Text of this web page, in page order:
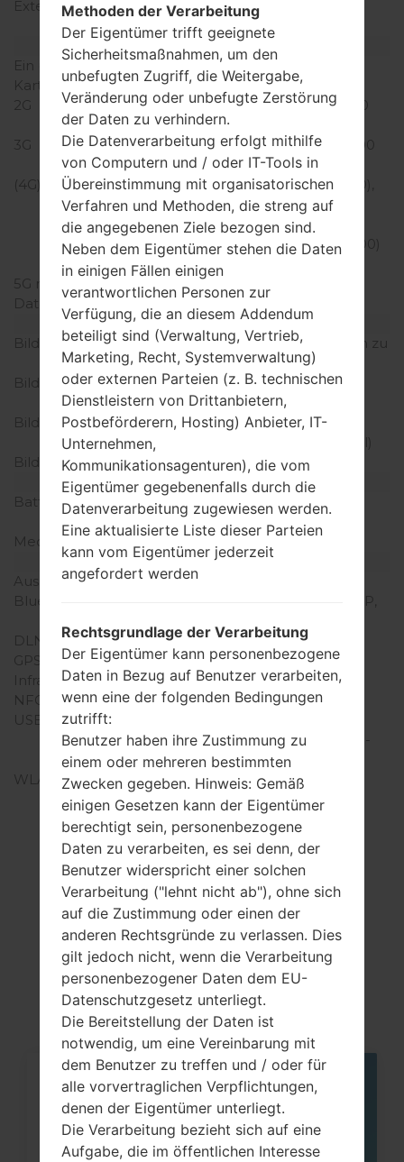
Externer Speicher
microSD, zu 256 GB
(dedizierter Slot)
Netzwerk und Daten
Ein paar Plätze für SIM-
Karten
1 NaNein-SIM
2G
GSM 850/900/1800/1900
MHz
3G
HSPA 850/900/1900/2100
MHz
(4G) LTE
LTE band 1(2100), 2(1900),
3(1800), 4(1700/2100),
5(850), 7(2600), 12(700),
20(800), 29(700), 30(2300)
MHz
5G network
-
Daten
GPRS/EDGE
Anzeige
Bildschirmgröße
5.7 in (~78.6% Bildschirm zu
Körper Verhältnis)
Bildschirmtyp
IPS LCD kapazitiver
Touchscreen
Bildschirmerweiterung
1440 x 2880 Pixel (~564
Dichte der Pixel pro Zoll)
Bildschirmfarben
16M Farben
Batterie und Tastatur
Batteriekapazität
nicht entfernbar Li-Po
3300 mAh
Mechanische Tastatur
-
Interfaces
Ausgabe für Audio
Bluetooth
Version Version 4.2, A2DP,
DLNA
Ja
GPS
A-GPS, GLONASS, BDS
Infrarotanschluss
Nein
NFC
Ja
USB
Wendestecker, USB On-
The-Go
WLAN
Wi-Fi 802.11 a/b/g/n/ac,
dual-band, Wi-Fi Direct,
DLNA, hotspot
Artikel
LGH871(LGH871)
akaLG G6 LTE-A
Methoden der Verarbeitung
Der Eigentümer trifft geeignete
Sicherheitsmaßnahmen, um den
unbefugten Zugriff, die Weitergabe,
Veränderung oder unbefugte Zerstörung
der Daten zu verhindern.
Die Datenverarbeitung erfolgt mithilfe
von Computern und / oder IT-Tools in
Übereinstimmung mit organisatorischen
Verfahren und Methoden, die streng auf
die angegebenen Ziele bezogen sind.
Neben dem Eigentümer stehen die Daten
in einigen Fällen einigen
verantwortlichen Personen zur
Verfügung, die an diesem Addendum
beteiligt sind (Verwaltung, Vertrieb,
Marketing, Recht, Systemverwaltung)
oder externen Parteien (z. B. technischen
Dienstleistern von Drittanbietern,
Postbeförderern, Hosting) Anbieter, IT-
Unternehmen,
Kommunikationsagenturen), die vom
Eigentümer gegebenenfalls durch die
Datenverarbeitung zugewiesen werden.
Eine aktualisierte Liste dieser Parteien
kann vom Eigentümer jederzeit
angefordert werden
Rechtsgrundlage der Verarbeitung
Der Eigentümer kann personenbezogene
Daten in Bezug auf Benutzer verarbeiten,
wenn eine der folgenden Bedingungen
zutrifft:
Benutzer haben ihre Zustimmung zu
einem oder mehreren bestimmten
Zwecken gegeben. Hinweis: Gemäß
einigen Gesetzen kann der Eigentümer
berechtigt sein, personenbezogene
Daten zu verarbeiten, es sei denn, der
Benutzer widerspricht einer solchen
Verarbeitung ("lehnt nicht ab"), ohne sich
auf die Zustimmung oder einen der
anderen Rechtsgründe zu verlassen. Dies
gilt jedoch nicht, wenn die Verarbeitung
personenbezogener Daten dem EU-
Datenschutzgesetz unterliegt.
Die Bereitstellung der Daten ist
notwendig, um eine Vereinbarung mit
dem Benutzer zu treffen und / oder für
alle vorvertraglichen Verpflichtungen,
denen der Eigentümer unterliegt.
Die Verarbeitung bezieht sich auf eine
Aufgabe, die im öffentlichen Interesse